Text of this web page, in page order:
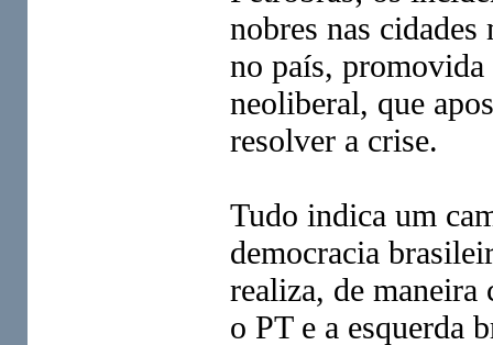
nobres nas
no país,
neoliberal, que
resolver a crise.
Tudo indica um
democracia
realiza, de maneira
o PT e a esquerda